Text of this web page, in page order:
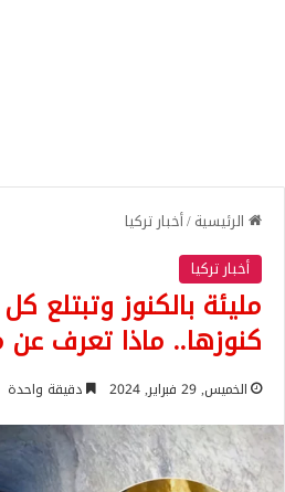
الرئيسية/أخبار تركيا
أخبار تركيا
مليئة بالكنوز وتبتلع
كنوزها.. ماذا تعرف عن
الخميس, 29 فبراير, 2024 دقيقة واحدة